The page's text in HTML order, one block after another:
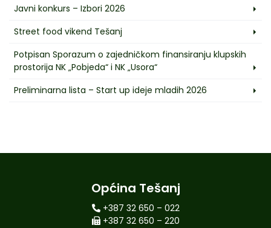
Javni konkurs – Izbori 2026
Street food vikend Tešanj
Potpisan Sporazum o zajedničkom finansiranju klupskih
prostorija NK „Pobjeda“ i NK „Usora“
Preliminarna lista – Start up ideje mladih 2026
Općina Tešanj
+387 32 650 – 022
+387 32 650 – 220